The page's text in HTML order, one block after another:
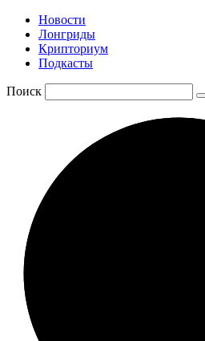
Новости
Лонгриды
Крипториум
Подкасты
Поиск